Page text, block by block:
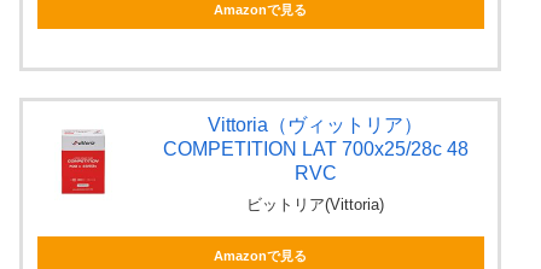
Amazonで見る
Vittoria（ヴィットリア）
COMPETITION LAT 700x25/28c 48
RVC
ビットリア(Vittoria)
Amazonで見る